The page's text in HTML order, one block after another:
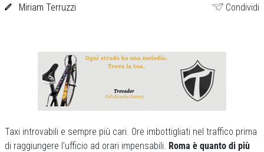
Miriam Terruzzi Condividi
Taxi introvabili e sempre più cari. Ore imbottigliati nel traffico prima
di raggiungere l’ufficio ad orari impensabili. Roma è quanto di più